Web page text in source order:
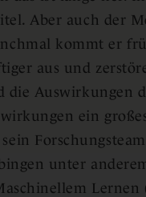
Aber auch der
kommt er
aus und
die
ein
unter
Lernen